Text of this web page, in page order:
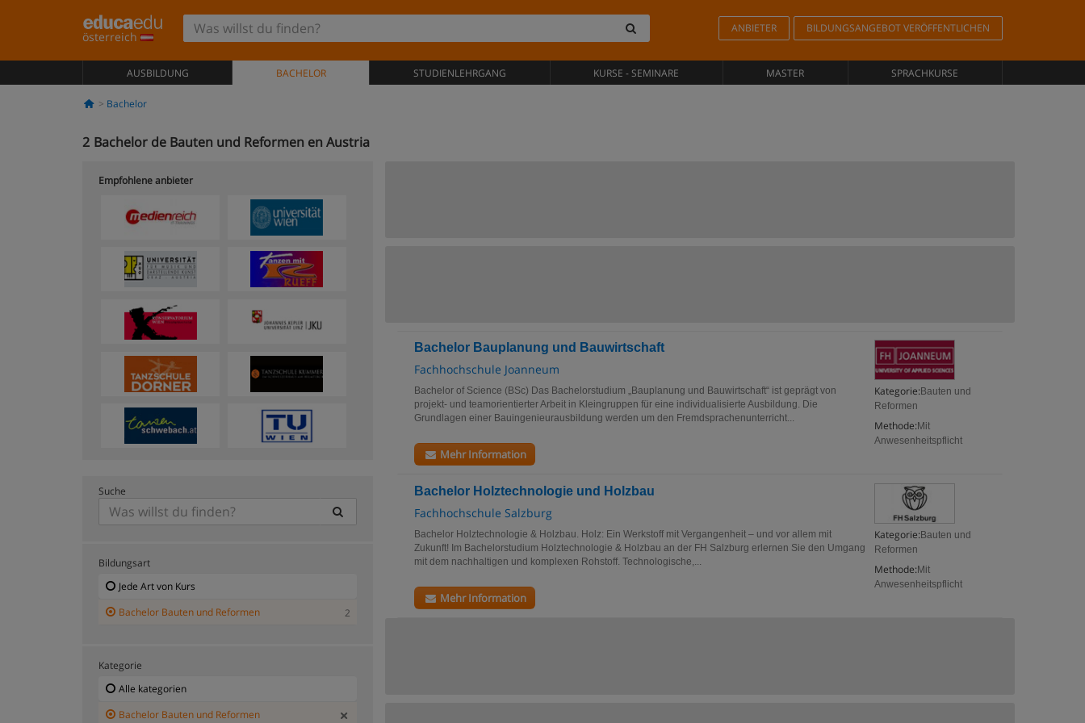
österreich
ANBIETER BILDUNGSANGEBOT VERÖFFENTLICHEN
AUSBILDUNG BACHELOR STUDIENLEHRGANG KURSE - SEMINARE MASTER SPRACHKURSE
Bachelor
2 Bachelor de Bauten und Reformen en Austria
Bachelor Bauplanung und Bauwirtschaft
Fachhochschule Joanneum
Kategorie: Bauten und
Reformen
Methode: Mit
Anwesenheitspflicht
Bachelor of Science (BSc) Das Bachelorstudium „Bauplanung und Bauwirtschaft“ ist geprägt von
projekt- und teamorientierter Arbeit in Kleingruppen für eine individualisierte Ausbildung. Die
Grundlagen einer Bauingenieurausbildung werden um den Fremdsprachenunterricht...
Mehr Information
Bachelor Holztechnologie und Holzbau
Fachhochschule Salzburg
Kategorie: Bauten und
Reformen
Methode: Mit
Anwesenheitspflicht
Bachelor Holztechnologie & Holzbau. Holz: Ein Werkstoff mit Vergangenheit – und vor allem mit
Zukunft! Im Bachelorstudium Holztechnologie & Holzbau an der FH Salzburg erlernen Sie den Umgang
mit dem nachhaltigen und komplexen Rohstoff. Technologische,...
Mehr Information
Empfohlene anbieter
Suche
Bildungsart
Jede Art von Kurs
Bachelor Bauten und Reformen
2
Kategorie
Alle kategorien
Bachelor Bauten und Reformen